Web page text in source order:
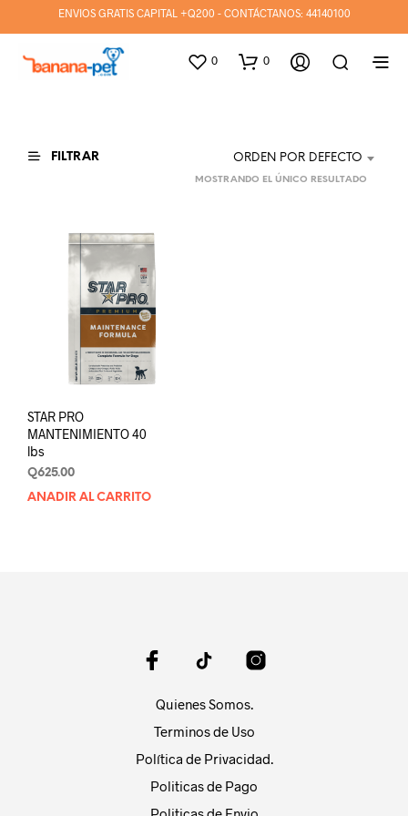
ENVIOS GRATIS CAPITAL +Q200 - CONTÁCTANOS: 44140100
0 0
FILTRAR ORDEN POR DEFECTO
MOSTRANDO EL ÚNICO RESULTADO
STAR PRO
MANTENIMIENTO 40
lbs
Q625.00
AÑADIR AL CARRITO
Quienes Somos.
Terminos de Uso
Política de Privacidad.
Politicas de Pago